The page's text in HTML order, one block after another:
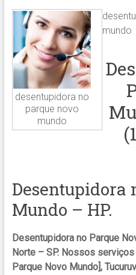
desentupidora no
parque novo
mundo
mundo
Desentupidora
Mundo – HP.
Desentupidora no Parque
Norte – SP. Nossos
Parque Novo Mundo],